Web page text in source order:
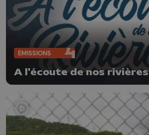
ÉMISSIONS
A l'écoute de nos rivières